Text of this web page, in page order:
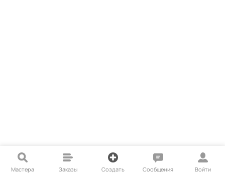
Мастера Заказы Создать Сообщения Войти